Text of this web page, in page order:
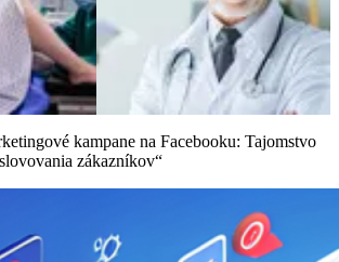
kampane na Facebooku: Tajomstvo
zákazníkov“